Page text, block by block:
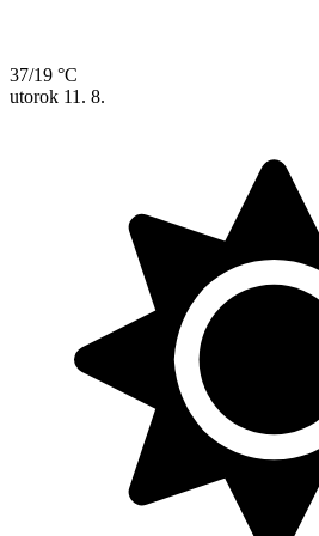
37/19 °C
utorok 11. 8.